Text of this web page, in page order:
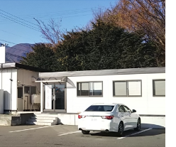
プライバシーポリシー